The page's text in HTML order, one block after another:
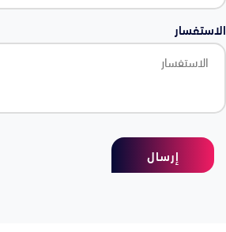
الاستفسار
إرسال